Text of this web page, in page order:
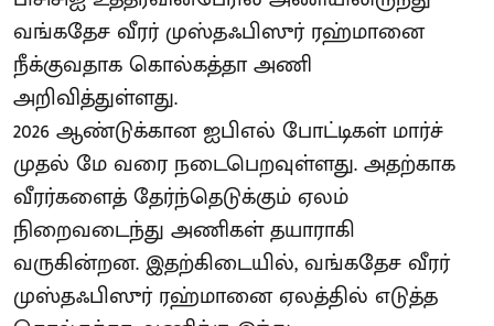
வங்கதேச வீரர் முஸ்தஃபிஸுர் ரஹ்மானை
நீக்குவதாக கொல்கத்தா அணி
அறிவித்துள்ளது.
2026 ஆண்டுக்கான ஐபிஎல் போட்டிகள் மார்ச்
முதல் மே வரை நடைபெறவுள்ளது. அதற்காக
வீரர்களைத் தேர்ந்தெடுக்கும் ஏலம்
நிறைவடைந்து அணிகள் தயாராகி
வருகின்றன. இதற்கிடையில், வங்கதேச வீரர்
முஸ்தஃபிஸுர் ரஹ்மானை ஏலத்தில் எடுத்த